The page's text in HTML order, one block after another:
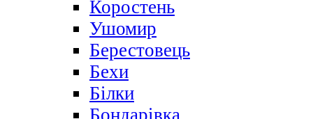
Коростень
Ушомир
Берестовець
Бехи
Білки